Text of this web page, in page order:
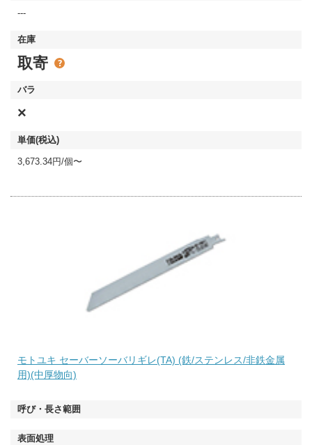
---
取寄
×
3,673.34円/個〜
モトユキ セーバーソーバリギレ(TA) (鉄/ステンレス/非鉄金属
用)(中厚物向)